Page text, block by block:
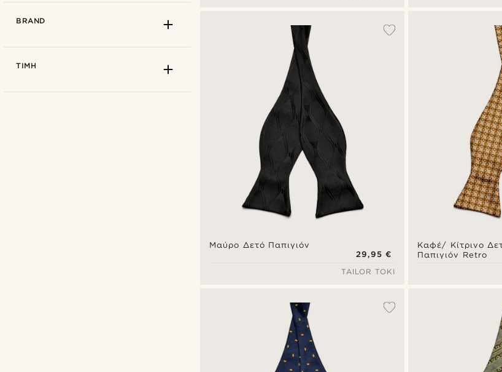
Μαύρο Δετό Παπιγιόν
29,95 €
TAILOR TOKI
Καφέ/ Κίτρινο
Παπιγιόν Retro
BRAND
ΤΙΜΉ